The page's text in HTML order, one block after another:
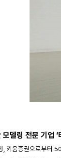
델링 전문 기업 ‘
, 키움증권으로부터